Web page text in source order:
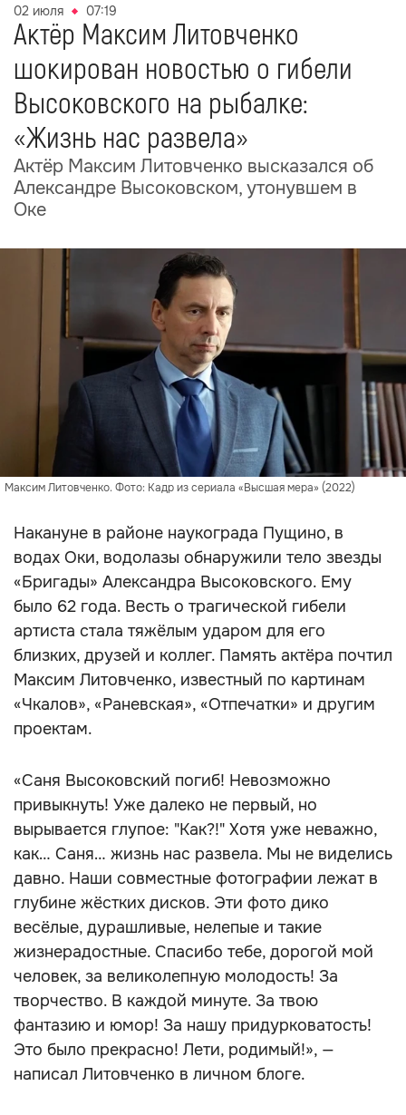
02 июля 07:19
Актёр Максим Литовченко
шокирован новостью о гибели
Высоковского на рыбалке:
«Жизнь нас развела»
Актёр Максим Литовченко высказался об
Александре Высоковском, утонувшем в
Оке
Максим Литовченко. Фото: Кадр из сериала «Высшая мера» (2022)
Накануне в районе наукограда Пущино, в
водах Оки, водолазы обнаружили тело звезды
«Бригады» Александра Высоковского. Ему
было 62 года. Весть о трагической гибели
артиста стала тяжёлым ударом для его
близких, друзей и коллег. Память актёра почтил
Максим Литовченко, известный по картинам
«Чкалов», «Раневская», «Отпечатки» и другим
проектам.
«Саня Высоковский погиб! Невозможно
привыкнуть! Уже далеко не первый, но
вырывается глупое: "Как?!" Хотя уже неважно,
как… Саня… жизнь нас развела. Мы не виделись
давно. Наши совместные фотографии лежат в
глубине жёстких дисков. Эти фото дико
весёлые, дурашливые, нелепые и такие
жизнерадостные. Спасибо тебе, дорогой мой
человек, за великолепную молодость! За
творчество. В каждой минуте. За твою
фантазию и юмор! За нашу придурковатость!
Это было прекрасно! Лети, родимый!», —
написал Литовченко в личном блоге.